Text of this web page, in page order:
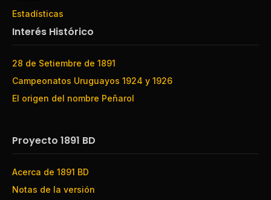
Estadísticas
Interés Histórico
28 de Setiembre de 1891
Campeonatos Uruguayos 1924 y 1926
El origen del nombre Peñarol
Proyecto 1891 BD
Acerca de 1891 BD
Notas de la versión